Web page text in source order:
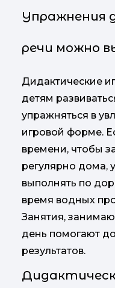
Упражнения
речи можно
Дидактические
детям
упражняться в
игровой форме.
времени, чтобы
регулярно дома,
выполнять по
время водных
Занятия,
день помогают
результатов.